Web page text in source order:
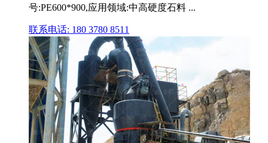
号:PE600*900,应用领域:中高硬度石料 ...
联系电话: 180 3780 8511